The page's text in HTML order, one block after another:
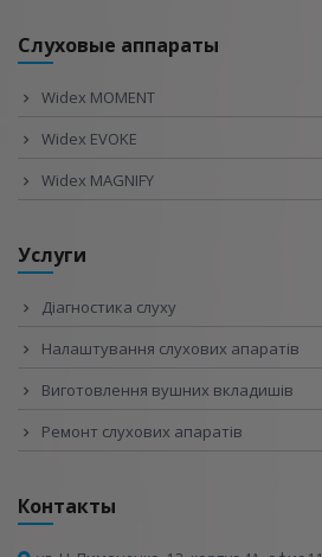
Слуховые аппараты
Widex MOMENT
Widex EVOKE
Widex MAGNIFY
Услуги
Діагностика слуху
Налаштування слухових апаратів
Виготовлення вушних вкладишів
Ремонт слухових апаратів
Контакты